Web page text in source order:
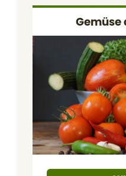
Gemüse